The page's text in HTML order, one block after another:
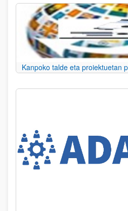
Kanpoko talde eta proiektuetan